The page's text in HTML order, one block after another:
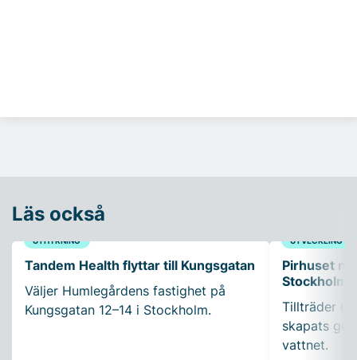
Läs också
UTHYRNING
Tandem Health flyttar till Kungsgatan
Väljer Humlegårdens fastighet på
Kungsgatan 12–14 i Stockholm.
UTVECKLING
Pirhuset
Tillträder
skapats
vattnet.